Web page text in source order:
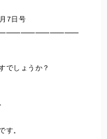
7日号
でしょうか？
す。